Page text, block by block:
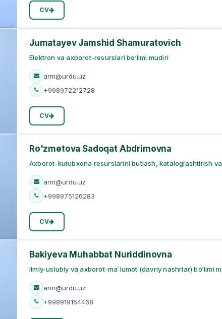
CV
Jumatayev Jamshid Shamuratovich
Elektron va axborot-resurslari bo‘limi mudiri
arm@urdu.uz
+998972212728
CV
Ro'zmetova Sadoqat Abdrimovna
Axborot-kutubxona resurslarini butlash, kataloglashtirish
arm@urdu.uz
+998975126283
CV
Bakiyeva Muhabbat Nuriddinovna
Ilmiy-uslubiy va axborot-ma`lumot (davriy nashrlar) bo‘limi
arm@urdu.uz
+998919164468